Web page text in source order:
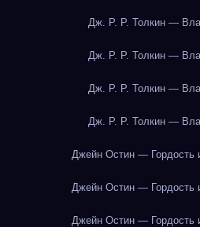
Дж. Р. Р. Толкин —
Дж. Р. Р. Толкин —
Дж. Р. Р. Толкин —
Дж. Р. Р. Толкин —
Джейн Остин — Гордость
Джейн Остин — Гордость
Джейн Остин — Гордость